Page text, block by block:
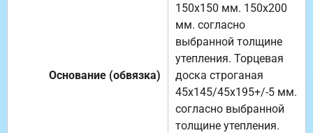
Основание (обвязка)
150х150 мм. 150х200
мм. согласно
выбранной толщине
утепления. Торцевая
доска строганая
45х145/45х195+/-5 мм.
согласно выбранной
толщине утепления.